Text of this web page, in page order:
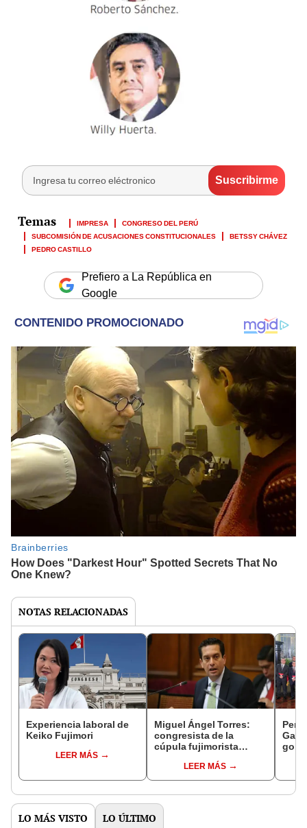
IMPRESA
CONGRESO DEL PERÚ
SUBCOMISIÓN DE ACUSACIONES CONSTITUCIONALES
BETSSY CHÁVEZ
PEDRO CASTILLO
Prefiero a La República en
Google
NOTAS RELACIONADAS
Experiencia laboral de
Keiko Fujimori
LEER MÁS
Miguel Ángel Torres:
congresista de la
cúpula fujimorista
del SenadoLEER MÁS
LO MÁS VISTO LO ÚLTIMO